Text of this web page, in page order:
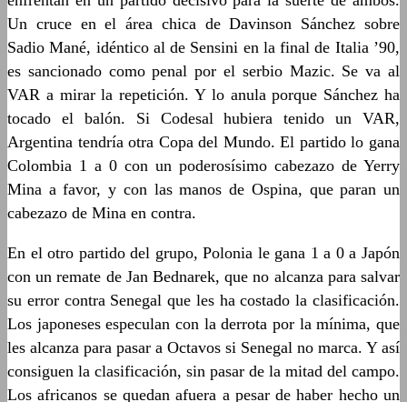
Un cruce en el área chica de Davinson Sánchez sobre
Sadio Mané, idéntico al de Sensini en la final de Italia ’90,
es sancionado como penal por el serbio Mazic. Se va al
VAR a mirar la repetición. Y lo anula porque Sánchez ha
tocado el balón. Si Codesal hubiera tenido un VAR,
Argentina tendría otra Copa del Mundo. El partido lo gana
Colombia 1 a 0 con un poderosísimo cabezazo de Yerry
Mina a favor, y con las manos de Ospina, que paran un
cabezazo de Mina en contra.
En el otro partido del grupo, Polonia le gana 1 a 0 a Japón
con un remate de Jan Bednarek, que no alcanza para salvar
su error contra Senegal que les ha costado la clasificación.
Los japoneses especulan con la derrota por la mínima, que
les alcanza para pasar a Octavos si Senegal no marca. Y así
consiguen la clasificación, sin pasar de la mitad del campo.
Los africanos se quedan afuera a pesar de haber hecho un